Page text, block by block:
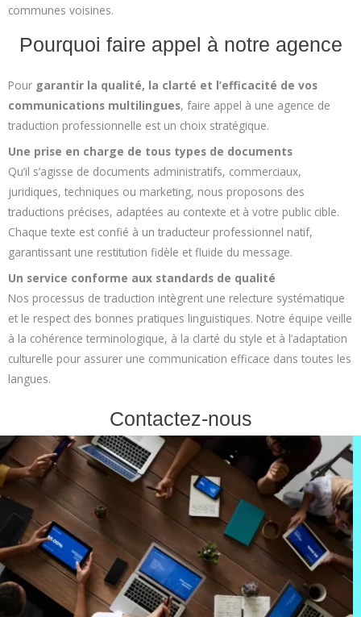
communes voisines.
Pourquoi faire appel à notre agence
Pour garantir la qualité, la clarté et l’efficacité de vos
communications multilingues, faire appel à une agence de
traduction professionnelle est un choix stratégique.
Une prise en charge de tous types de documents
Qu’il s’agisse de documents administratifs, commerciaux,
juridiques, techniques ou marketing, nous proposons des
traductions précises, adaptées au contexte et à votre public cible.
Chaque texte est confié à un traducteur professionnel natif,
garantissant une restitution fidèle et fluide du message.
Un service conforme aux standards de qualité
Nos processus de traduction intègrent une relecture systématique
et le respect des bonnes pratiques linguistiques. Notre équipe veille
à la cohérence terminologique, à la clarté du style et à l’adaptation
culturelle pour assurer une communication efficace dans toutes les
langues.
Contactez-nous